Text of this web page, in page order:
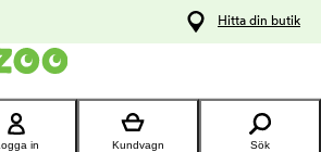
Hitta din butik
in Kundvagn Sök